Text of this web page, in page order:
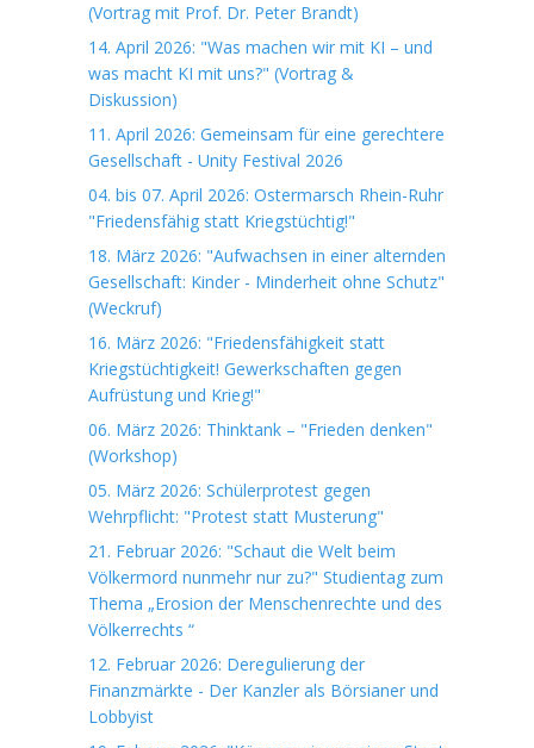
(Vortrag mit Prof. Dr. Peter Brandt)
14. April 2026: "Was machen wir mit KI – und
was macht KI mit uns?" (Vortrag &
Diskussion)
11. April 2026: Gemeinsam für eine gerechtere
Gesellschaft - Unity Festival 2026
04. bis 07. April 2026: Ostermarsch Rhein-Ruhr
"Friedensfähig statt Kriegstüchtig!"
18. März 2026: "Aufwachsen in einer alternden
Gesellschaft: Kinder - Minderheit ohne Schutz"
(Weckruf)
16. März 2026: "Friedensfähigkeit statt
Kriegstüchtigkeit! Gewerkschaften gegen
Aufrüstung und Krieg!"
06. März 2026: Thinktank – "Frieden denken"
(Workshop)
05. März 2026: Schülerprotest gegen
Wehrpflicht: "Protest statt Musterung"
21. Februar 2026: "Schaut die Welt beim
Völkermord nunmehr nur zu?" Studientag zum
Thema „Erosion der Menschenrechte und des
Völkerrechts “
12. Februar 2026: Deregulierung der
Finanzmärkte - Der Kanzler als Börsianer und
Lobbyist